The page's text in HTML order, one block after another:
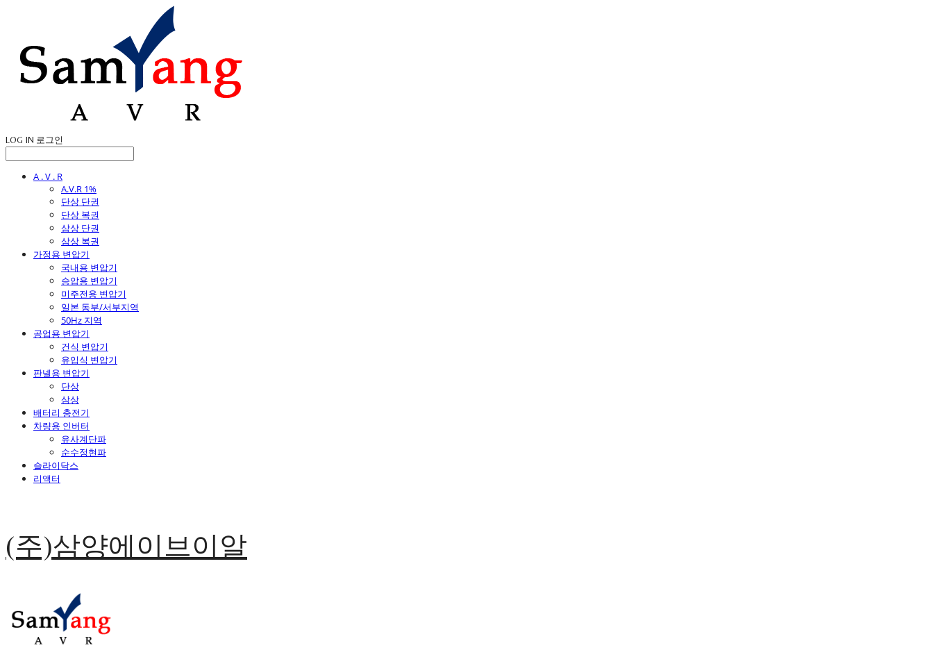
LOG IN 로그인
A . V . R
A.V.R 1%
단상 단권
단상 복권
삼상 단권
삼상 복권
가정용 변압기
국내용 변압기
승압용 변압기
미주전용 변압기
일본 동부/서부지역
50Hz 지역
공업용 변압기
건식 변압기
유입식 변압기
판넬용 변압기
단상
삼상
배터리 충전기
차량용 인버터
유사계단파
순수정현파
슬라이닥스
리액터
(주)삼양에이브이알